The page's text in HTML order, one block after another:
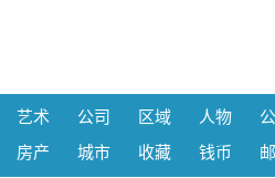
艺术 公司 区域 人物
房产 城市 收藏 钱币